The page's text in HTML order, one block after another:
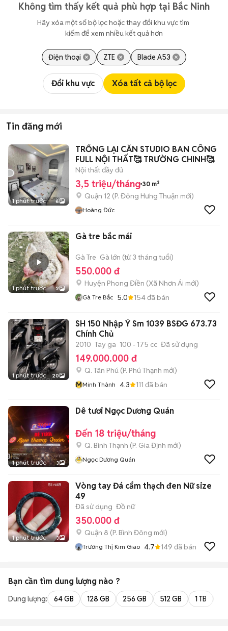
Không tìm thấy kết quả phù hợp tại Bắc Ninh
Hãy xóa một số bộ lọc hoặc thay đổi khu vực tìm
kiếm để xem nhiều kết quả hơn
Điện thoại ZTE Blade A53
Đổi khu vực Xóa tất cả bộ lọc
Tin đăng mới
1 phút trước 6
TRỐNG LẠI CĂN STUDIO BAN CÔNG
FULL NỘI THẤT🥰 TRƯỜNG CHINH🥰
Nội thất đầy đủ
3,5 triệu/tháng 30 m²
Quận 12 (P. Đông Hưng Thuận mới)
Hoàng Đức
1 phút trước 2
Gà tre bắc mái
Gà Tre Gà lớn (từ 3 tháng tuổi)
550.000 đ
Huyện Phong Điền (Xã Nhơn Ái mới)
Gà Tre Bắc 5.0 154đã bán
1 phút trước 20
SH 150 Nhập Ý Sm 1039 BSĐG 673.73
Chính Chủ
2010 Tay ga 100 - 175 cc Đã sử dụng
149.000.000 đ
Q. Tân Phú (P. Phú Thạnh mới)
MMinh Thành 4.3 111 đã bán
1 phút trước 3
Dê tươi Ngọc Dương Quán
Đến 18 triệu/tháng
Q. Bình Thạnh (P. Gia Định mới)
Ngọc Dương Quán
1 phút trước 3
Vòng tay Đá cẩm thạch đen Nữ size
49
Đã sử dụng Đồ nữ
350.000 đ
Quận 8 (P. Bình Đông mới)
Trương Thị Kim Giao 4.7 149 đã bán
Bạn cần tìm dung lượng nào ?
Dung lượng: 64 GB 128 GB 256 GB 512 GB 1 TB